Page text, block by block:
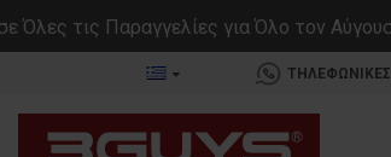
Όλες τις Παραγγελίες για Όλο τον
ΤΗΛΕΦΩΝΙΚΕΣ